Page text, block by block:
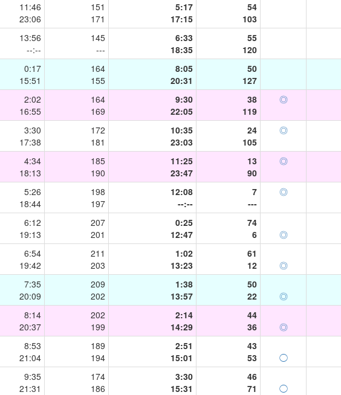
11:46
23:06
151
171
5:17
17:15
54
103
13:56
--:--
145
---
6:33
18:35
55
120
0:17
15:51
164
155
8:05
20:31
50
127
2:02
16:55
164
169
9:30
22:05
38
119
◎
3:30
17:38
172
181
10:35
23:03
24
105
◎
4:34
18:13
185
190
11:25
23:47
13
90
◎
5:26
18:44
198
197
12:08
--:--
7
---
◎
6:12
19:13
207
201
0:25
12:47
74
6
◎
6:54
19:42
211
203
1:02
13:23
61
12
◎
7:35
20:09
209
202
1:38
13:57
50
22
◎
8:14
20:37
202
199
2:14
14:29
44
36
◎
8:53
21:04
189
194
2:51
15:01
43
53
◯
9:35
21:31
174
186
3:30
15:31
46
71
◯